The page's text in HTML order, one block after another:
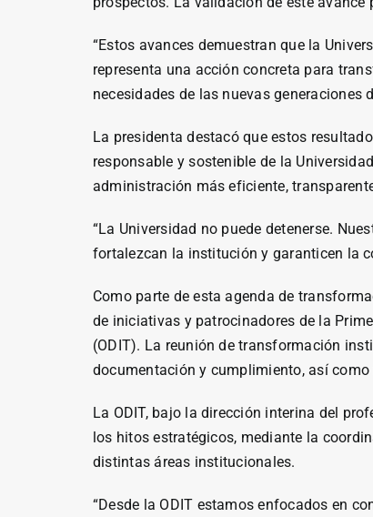
“Estos avances demuestran que la
representa una acción concreta para
necesidades de las nuevas generaciones
La presidenta destacó que estos
responsable y sostenible de la
administración más eficiente,
“La Universidad no puede detenerse.
fortalezcan la institución y garanticen la
Como parte de esta agenda de
de iniciativas y patrocinadores de la
(ODIT). La reunión de transformación
documentación y cumplimiento, así
La ODIT, bajo la dirección interina del
los hitos estratégicos, mediante la
distintas áreas institucionales.
“Desde la ODIT estamos enfocados en